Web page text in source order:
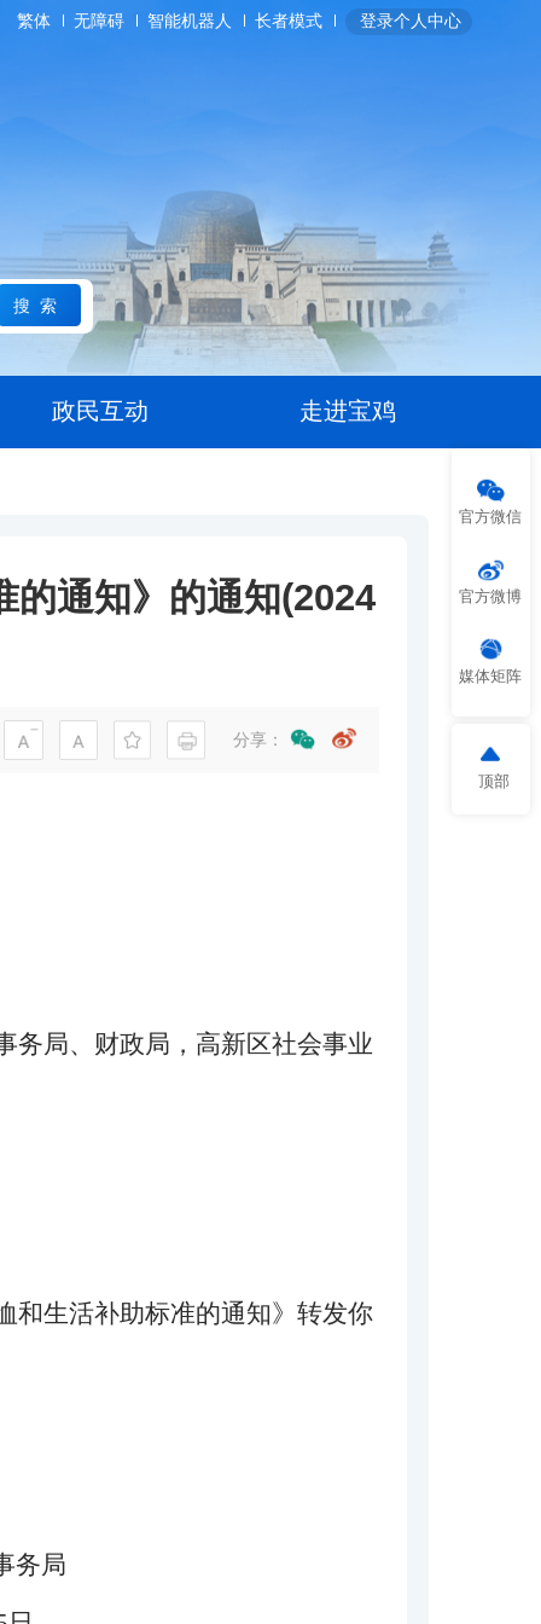
繁体 无障碍 智能机器人 长者模式 登录个人中心
搜索
政民互动 走进宝鸡
官方微信
官方微博
媒体矩阵
顶部
的通知》的通知(2024
分享：
务局、财政局，高新区社会事业
和生活补助标准的通知》转发你